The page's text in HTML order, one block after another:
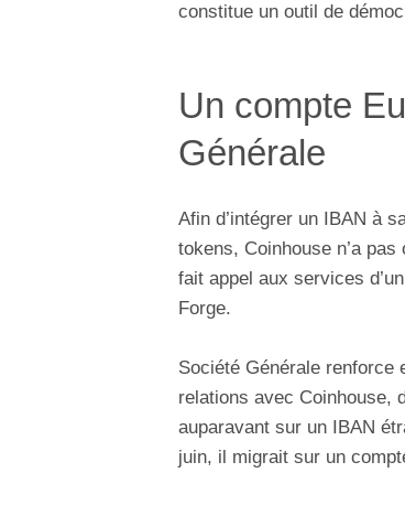
constitue un outil de
Un compte
Générale
Afin d’intégrer un IBAN à
tokens, Coinhouse n’a
fait appel aux services
Forge.
Société Générale renforce
relations avec Coinhouse,
auparavant sur un IBAN
juin, il migrait sur un